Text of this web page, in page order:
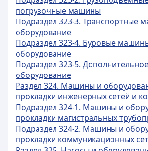
погрузочные машины
Подраздел 323-3. Транспортные
оборудование
Подраздел 323-4. Буровые
оборудование
Подраздел 323-5. Дополнительное
оборудование
Раздел 324. Машины и
прокладки инженерных сетей и
Подраздел 324-1. Машины и
прокладки магистральных
Подраздел 324-2. Машины и
прокладки коммуникационных